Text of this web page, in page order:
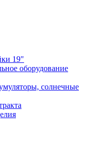
19"
оборудование
солнечные